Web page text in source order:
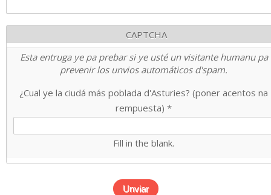
CAPTCHA
Esta entruga ye pa prebar si ye usté un visitante humanu pa
prevenir los unvios automáticos d'spam.
¿Cual ye la ciudá más poblada d'Asturies? (poner acentos na
rempuesta) *
Fill in the blank.